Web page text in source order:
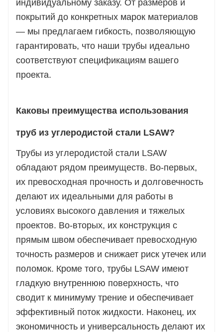
индивидуальному заказу. От размеров и
покрытий до конкретных марок материалов
— мы предлагаем гибкость, позволяющую
гарантировать, что наши трубы идеально
соответствуют спецификациям вашего
проекта.
Каковы преимущества использования
труб из углеродистой стали LSAW?
Трубы из углеродистой стали LSAW
обладают рядом преимуществ. Во-первых,
их превосходная прочность и долговечность
делают их идеальными для работы в
условиях высокого давления и тяжелых
проектов. Во-вторых, их конструкция с
прямым швом обеспечивает превосходную
точность размеров и снижает риск утечек или
поломок. Кроме того, трубы LSAW имеют
гладкую внутреннюю поверхность, что
сводит к минимуму трение и обеспечивает
эффективный поток жидкости. Наконец, их
экономичность и универсальность делают их